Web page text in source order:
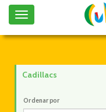
Toggle
navigation
Cadillacs
Ordenar por